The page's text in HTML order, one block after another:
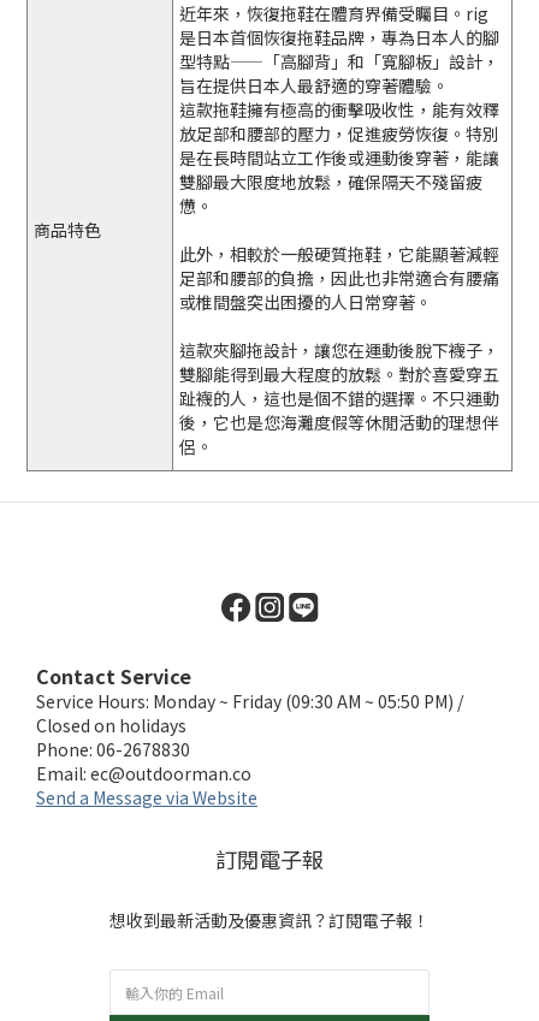
商品特色
近年來，恢復拖鞋在體育界備受矚目。rig
是日本首個恢復拖鞋品牌，專為日本人的腳
型特點——「高腳背」和「寬腳板」設計，
旨在提供日本人最舒適的穿著體驗。
這款拖鞋擁有極高的衝擊吸收性，能有效釋
放足部和腰部的壓力，促進疲勞恢復。特別
是在長時間站立工作後或運動後穿著，能讓
雙腳最大限度地放鬆，確保隔天不殘留疲
憊。
此外，相較於一般硬質拖鞋，它能顯著減輕
足部和腰部的負擔，因此也非常適合有腰痛
或椎間盤突出困擾的人日常穿著。
這款夾腳拖設計，讓您在運動後脫下襪子，
雙腳能得到最大程度的放鬆。對於喜愛穿五
趾襪的人，這也是個不錯的選擇。不只運動
後，它也是您海灘度假等休閒活動的理想伴
侶。
Contact Service
Service Hours: Monday ~ Friday (09:30 AM ~ 05:50 PM) /
Closed on holidays
Phone: 06-2678830
Email: ec@outdoorman.co
Send a Message via Website
訂閱電子報
想收到最新活動及優惠資訊？訂閱電子報！